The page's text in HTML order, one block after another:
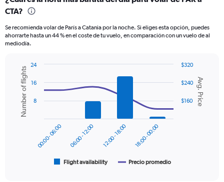
Range:
12
The
chart
axis
displaying
values.
Range:
CTA?
Se recomienda volar de París a Catania por la noche. Si eliges esta opción, puedes
ahorrarte hasta un 44 % en el coste de tu vuelo, en comparación con un vuelo de al
mediodía.
Combination
chart
with
data
series.
Chart
graphic.
Avg. Price
Number of flights
Flight availability Precio promedio
00:00 - 06:00 06:00 - 12:00 12:00 - 18:00 18:00 - 00:00
$160
$240
$320
8
16
24